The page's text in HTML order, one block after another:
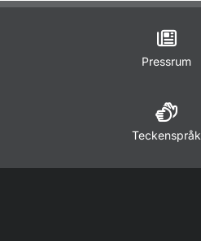
Pressrum
Teckenspråk